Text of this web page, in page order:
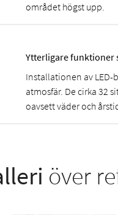
området högst upp.
Ytterligare funktioner
Installationen av LED-
atmosfär. De cirka 32
oavsett väder och
över